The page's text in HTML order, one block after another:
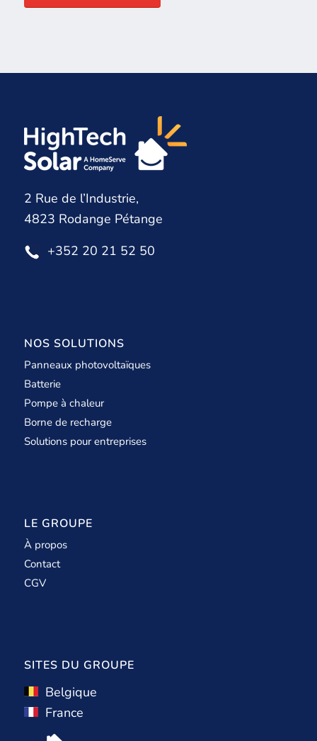
2 Rue de l’Industrie,
4823 Rodange Pétange
+352 20 21 52 50
NOS SOLUTIONS
Panneaux photovoltaïques
Batterie
Pompe à chaleur
Borne de recharge
Solutions pour entreprises
LE GROUPE
À propos
Contact
CGV
SITES DU GROUPE
Belgique
France